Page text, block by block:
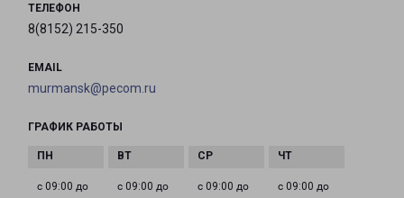
ТЕЛЕФОН
8(8152) 215-350
EMAIL
murmansk@pecom.ru
ГРАФИК РАБОТЫ
с 09:00 до
с 09:00 до
с 09:00 до
с 09:00 до